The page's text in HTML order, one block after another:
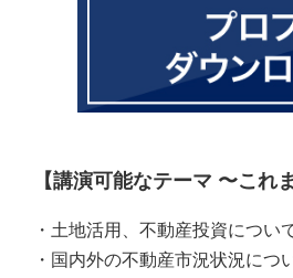
【講演可能なテーマ 〜これ
・土地活用、不動産投資につい
・国内外の不動産市況状況につ